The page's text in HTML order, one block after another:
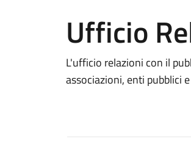
Ufficio
L'ufficio relazioni con il
associazioni, enti pubblici